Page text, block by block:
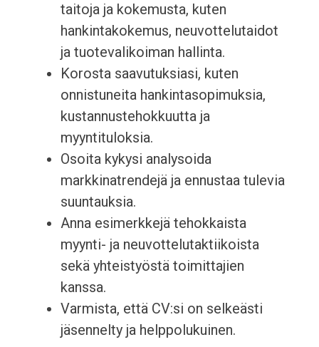
taitoja ja kokemusta, kuten
hankintakokemus, neuvottelutaidot
ja tuotevalikoiman hallinta.
Korosta saavutuksiasi, kuten
onnistuneita hankintasopimuksia,
kustannustehokkuutta ja
myyntituloksia.
Osoita kykysi analysoida
markkinatrendejä ja ennustaa tulevia
suuntauksia.
Anna esimerkkejä tehokkaista
myynti- ja neuvottelutaktiikoista
sekä yhteistyöstä toimittajien
kanssa.
Varmista, että CV:si on selkeästi
jäsennelty ja helppolukuinen.